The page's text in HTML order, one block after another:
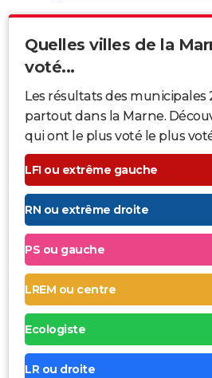
Quelles villes de la
voté...
Les résultats des municipales
partout dans la Marne.
qui ont le plus voté le plus voté
LFI ou extrême gauche
RN ou extrême droite
PS ou gauche
LREM ou centre
Ecologiste
LR ou droite